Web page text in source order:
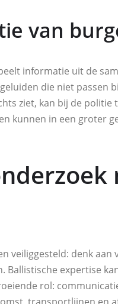
van
informatie uit de
die niet passen
ziet, kan bij de
kunnen in een groter
veiliggesteld: denk aan
expertise
rol: